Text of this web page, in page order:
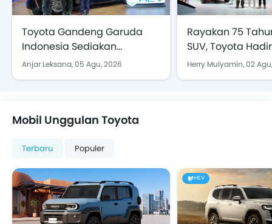
Toyota Gandeng Garuda
Indonesia Sediakan
Layanan Penjemputan
Anjar Leksana,05 Agu, 2026
Rayakan 75
SUV, Toyota
Land Cruiser 300
Herry Mulyamin,02
Mobil Unggulan Toyota
Terbaru Populer
HEV